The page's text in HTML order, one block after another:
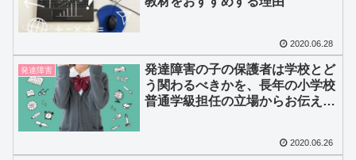
2020.06.28
発達障害
発達障害の子の保護者は学校とど
う関わるべきかを、長年の小学校
普通学級担任の立場からお伝えし
2020.06.26